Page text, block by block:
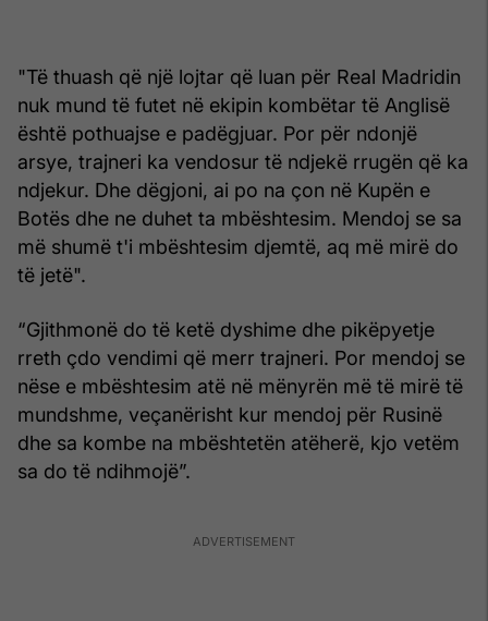
"Të thuash që një lojtar që luan për Real Madridin
nuk mund të futet në ekipin kombëtar të Anglisë
është pothuajse e padëgjuar. Por për ndonjë
arsye, trajneri ka vendosur të ndjekë rrugën që ka
ndjekur. Dhe dëgjoni, ai po na çon në Kupën e
Botës dhe ne duhet ta mbështesim. Mendoj se sa
më shumë t'i mbështesim djemtë, aq më mirë do
të jetë".
“Gjithmonë do të ketë dyshime dhe pikëpyetje
rreth çdo vendimi që merr trajneri. Por mendoj se
nëse e mbështesim atë në mënyrën më të mirë të
mundshme, veçanërisht kur mendoj për Rusinë
dhe sa kombe na mbështetën atëherë, kjo vetëm
sa do të ndihmojë”.